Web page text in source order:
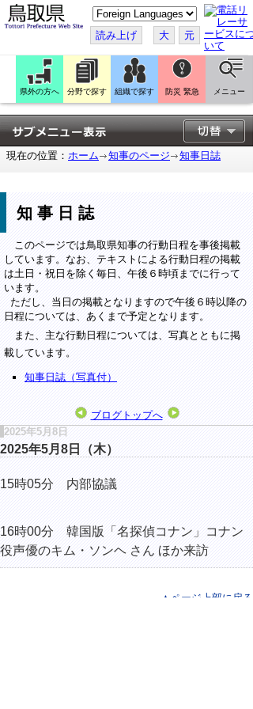
こ
の
ペ
ー
ジ
翻
訳
す
る
読み上げ 大 元
県外の方へ 分野で探す 組織で探す 防災 緊急 メニュー
現在の位置： ホーム 知事のページ 知事日誌
知事日誌
このページでは鳥取県知事の行動日程を事後掲載
しています。なお、テキストによる行動日程の掲載
は土日・祝日を除く毎日、午後６時頃までに行って
います。
ただし、当日の掲載となりますので午後６時以降の
日程については、あくまで予定となります。
また、主な行動日程については、写真とともに掲
載しています。
知事日誌（写真付）
ブログトップへ
2025年5月8日
2025年5月8日（木）
15時05分 内部協議
16時00分 韓国版「名探偵コナン」コナン
役声優のキム・ソンヘ さん ほか来訪
▲ページ上部に戻る